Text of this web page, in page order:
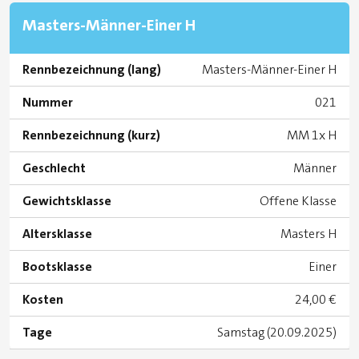
Masters-Männer-Einer H
Rennbezeichnung (lang)
Masters-Männer-Einer H
Nummer
021
Rennbezeichnung (kurz)
MM 1x H
Geschlecht
Männer
Gewichtsklasse
Offene Klasse
Altersklasse
Masters H
Bootsklasse
Einer
Kosten
24,00 €
Tage
Samstag (20.09.2025)